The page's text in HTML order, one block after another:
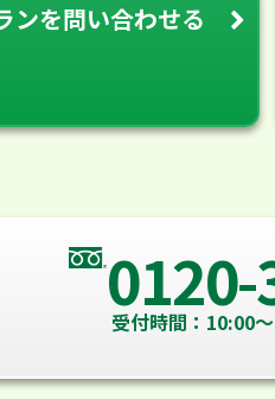
ンを問い合わせる
受付時間：10:00